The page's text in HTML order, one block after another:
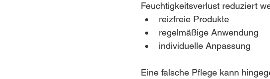
Feuchtigkeitsverlust reduziert
reizfreie Produkte
regelmäßige Anwendung
individuelle Anpassung
Eine falsche Pflege kann